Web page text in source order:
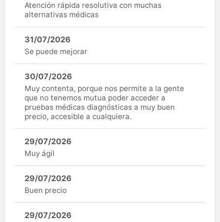
Atención rápida resolutiva con muchas
alternativas médicas
31/07/2026
Se puede mejorar
30/07/2026
Muy contenta, porque nos permite a la gente
que no tenemos mutua poder acceder a
pruebas médicas diagnósticas a muy buen
precio, accesible a cualquiera.
29/07/2026
Muy ágil
29/07/2026
Buen precio
29/07/2026